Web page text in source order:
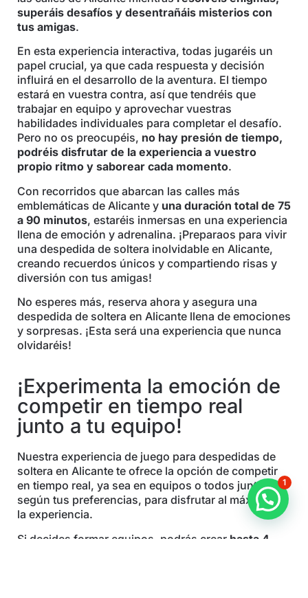
superáis desafíos y desentrañáis misterios con
tus amigas.
En esta experiencia interactiva, todas jugaréis un
papel crucial, ya que cada respuesta y decisión
influirá en el desarrollo de la aventura. El tiempo
estará en vuestra contra, así que tendréis que
trabajar en equipo y aprovechar vuestras
habilidades individuales para completar el desafío.
Pero no os preocupéis, no hay presión de tiempo,
podréis disfrutar de la experiencia a vuestro
propio ritmo y saborear cada momento.
Con recorridos que abarcan las calles más
emblemáticas de Alicante y una duración total de 75
a 90 minutos, estaréis inmersas en una experiencia
llena de emoción y adrenalina. ¡Preparaos para vivir
una despedida de soltera inolvidable en Alicante,
creando recuerdos únicos y compartiendo risas y
diversión con tus amigas!
No esperes más, reserva ahora y asegura una
despedida de soltera en Alicante llena de emociones
y sorpresas. ¡Esta será una experiencia que nunca
olvidaréis!
¡Experimenta la emoción de
competir en tiempo real
junto a tu equipo!
Nuestra experiencia de juego para despedidas de
soltera en Alicante te ofrece la opción de competir
en tiempo real, ya sea en equipos o todos juntos,
según tus preferencias, para disfrutar al máximo de
la experiencia.
Si decides formar equipos, podrás crear hasta 4
1